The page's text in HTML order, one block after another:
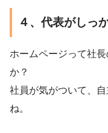
４、代表がしっ
ホームページって社
か？
社員が気がついて、
ね。